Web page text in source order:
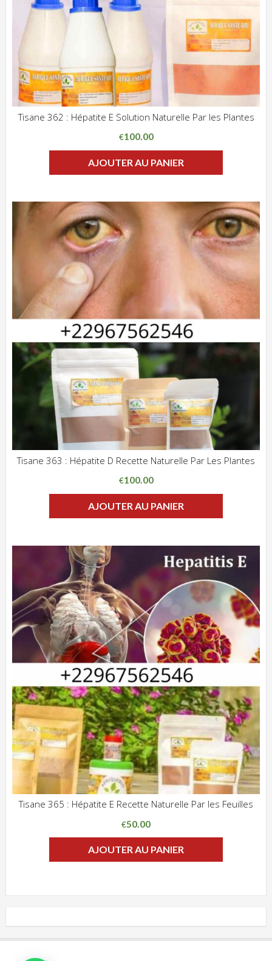
Tisane 362 : Hépatite E Solution Naturelle Par les Plantes
€100.00
AJOUTER AU PANIER
Tisane 363 : Hépatite D Recette Naturelle Par Les Plantes
€100.00
AJOUTER AU PANIER
Tisane 365 : Hépatite E Recette Naturelle Par les Feuilles
€50.00
AJOUTER AU PANIER